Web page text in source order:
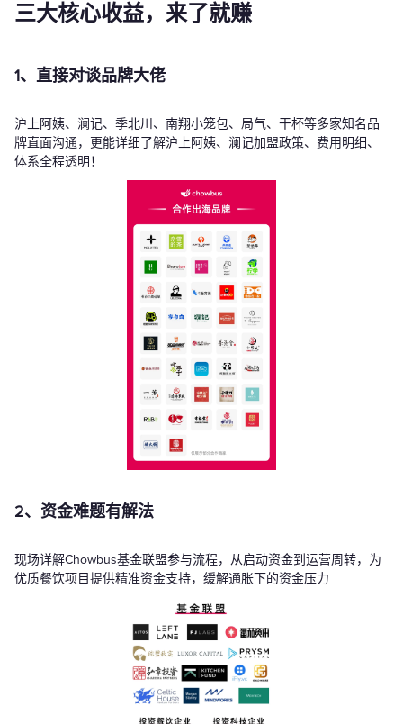
三大核心收益，来了就赚
1、直接对谈品牌大佬
沪上阿姨、澜记、季北川、南翔小笼包、局气、干杯等多家知名品
牌直面沟通，更能详细了解沪上阿姨、澜记加盟政策、费用明细、
体系全程透明！
2、资金难题有解法
现场详解Chowbus基金联盟参与流程，从启动资金到运营周转，为
优质餐饮项目提供精准资金支持，缓解通胀下的资金压力